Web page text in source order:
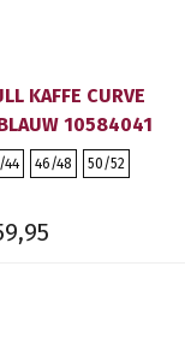
KAFFE CURVE
10584041
44 46/48 50/52